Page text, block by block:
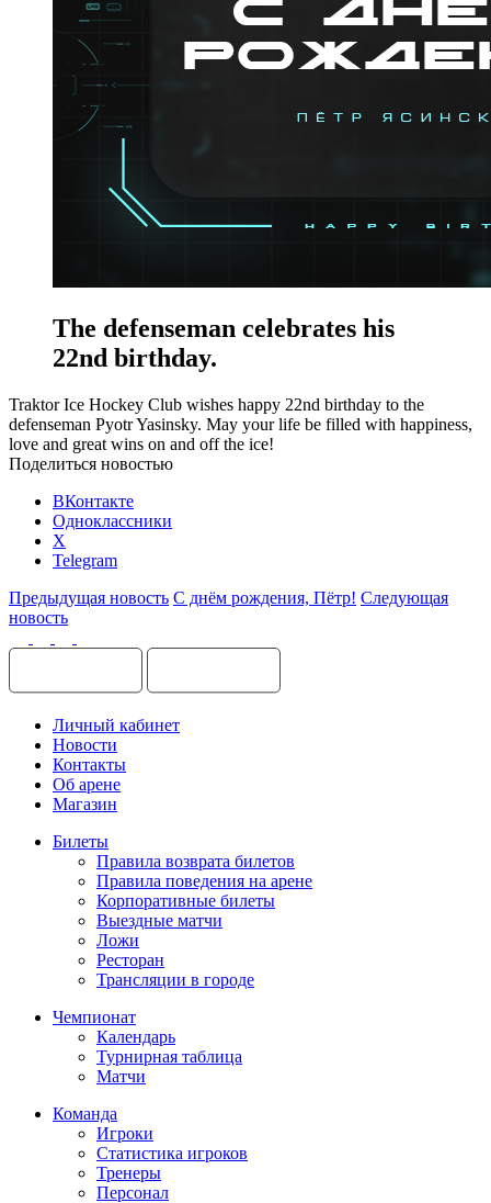
The defenseman celebrates his
22nd birthday.
Traktor Ice Hockey Club wishes happy 22nd birthday to the
defenseman Pyotr Yasinsky. May your life be filled with happiness,
love and great wins on and off the ice!
Поделиться новостью
ВКонтакте
Одноклассники
X
Telegram
Предыдущая новость С днём рождения, Пётр! Следующая
новость
Личный кабинет
Новости
Контакты
Об арене
Магазин
Билеты
Правила возврата билетов
Правила поведения на арене
Корпоративные билеты
Выездные матчи
Ложи
Ресторан
Трансляции в городе
Чемпионат
Календарь
Турнирная таблица
Матчи
Команда
Игроки
Статистика игроков
Тренеры
Персонал